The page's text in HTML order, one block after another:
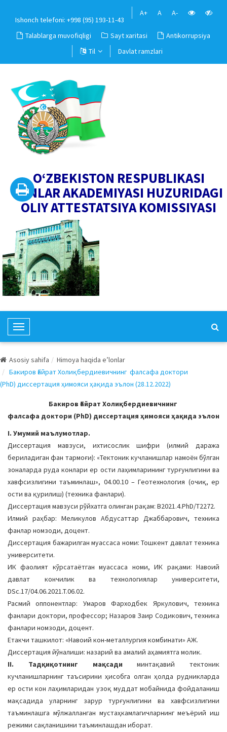
Ishonch telefoni: +998 (95) 193-11-43
A+ A A-
Talablarga muvofiqligi Sayt xaritasi
Antikorrupsiya
Til
Davlat ramzlari
O‘ZBEKISTON RESPUBLIKASI
FANLAR AKADEMIYASI HUZURIDAGI
OLIY ATTESTATSIYA KOMISSIYASI
T
o
g
l
e
a
i
g
a
t
i
o
n
Asosiy sahifa
Himoya haqida e’lonlar
Бакиров Ғайрат Холиқбердиевичнинг фалсафа доктори
(PhD) диссертация ҳимояси ҳақида эълон (28.12.2022)
Бакиров Ғайрат Холиқбердиевичнинг
фалсафа доктори (PhD) диссертация ҳимояси ҳақида эълон
I. Умумий маълумотлар.
Диссертация мавзуси, ихтисослик шифри (илмий даража
бериладиган фан тармоғи): «Тектоник кучланишлар намоён бўлган
зоналарда руда конлари ер ости лаҳимларининг турғунлигини ва
хавфсизлигини таъминлаш», 04.00.10 – Геотехнология (очиқ, ер
ости ва қурилиш) (техника фанлари).
Диссертация мавзуси рўйхатга олинган рақам: В2021.4.PhD/Т2272.
Илмий раҳбар: Меликулов Абдусаттар Джаббарович, техника
фанлар номзоди, доцент.
Диссертация бажарилган муассаса номи: Тошкент давлат техника
университети.
ИК фаолият кўрсатаётган муассаса номи, ИК рақами: Навоий
давлат кончилик ва технологиялар университети,
DSc.17/04.06.2021.T.06.02.
Расмий оппонентлар: Умаров Фарходбек Яркулович, техника
фанлари доктори, профессор; Назаров Заир Содикович, техника
фанлари номзоди, доцент.
Етакчи ташкилот: «Навоий кон-металлургия комбинати» АЖ.
Диссертация йўналиши: назарий ва амалий аҳамиятга молик.
II. Тадқиқотнинг мақсадиминтақавий тектоник
кучланишларнинг таъсирини ҳисобга олган ҳолда рудникларда
ер ости кон лаҳимларидан узоқ муддат мобайнида фойдаланиш
мақсадида уларнинг зарур турғунлигини ва хавфсизлигини
таъминлашга мўлжалланган мустаҳкамлагичларнинг меъёрий иш
режими сақланишини таъминлашдан иборат.